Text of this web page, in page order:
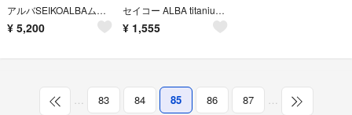
アルバSEIKOALBAムーンスクエア
¥ 5,200
セイコー ALBA titanium 10BAR
¥ 1,555
… 83 84 85 86 87 …